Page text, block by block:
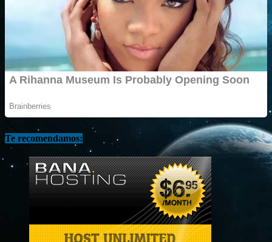
Te recomendamos: